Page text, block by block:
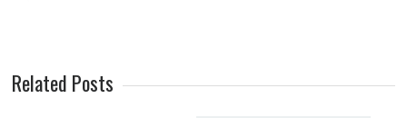
Related Posts